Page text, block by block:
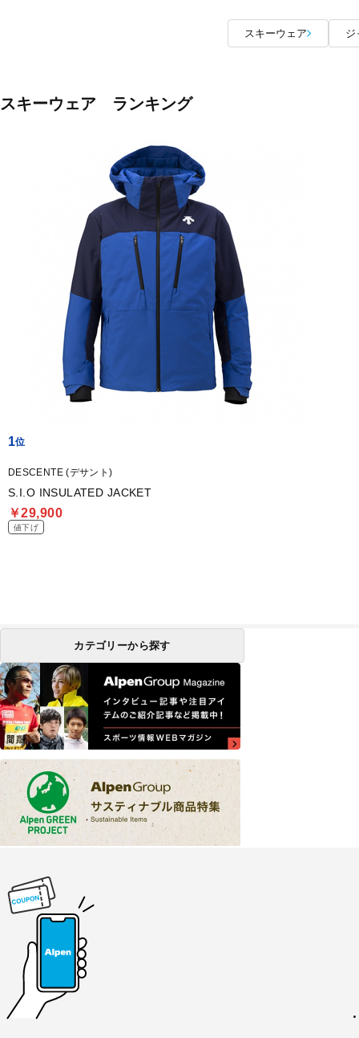
スキーウェア ジ
スキーウェア ランキング
1
DESCENTE (デサント)
S.I.O INSULATED JACKET
￥29,900
値下げ
カテゴリーから探す